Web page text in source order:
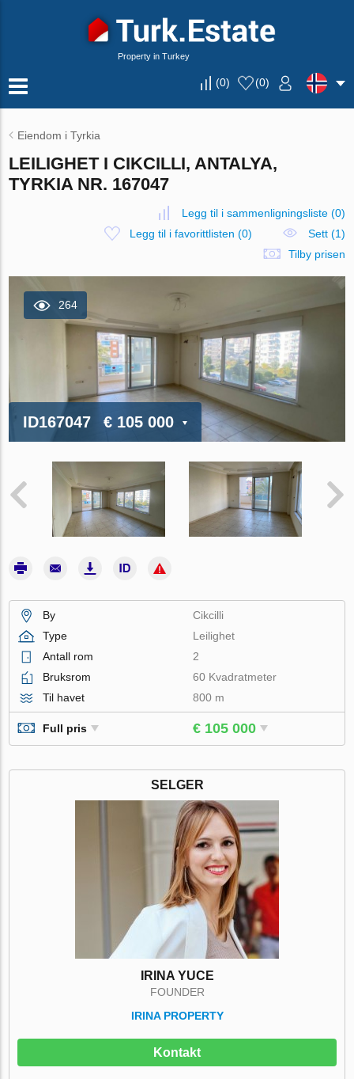
Property in Turkey
(0) (0)
Eiendom i Tyrkia
LEILIGHET I CIKCILLI, ANTALYA,
TYRKIA NR. 167047
Legg til i sammenligningsliste(0)
Legg til i favorittlisten (0)
Sett (1)
Tilby prisen
264
ID167047 € 105 000
By
Cikcilli
Type
Leilighet
Antall rom
2
Bruksrom
60 Kvadratmeter
Til havet
800 m
Full pris € 105 000
SELGER
IRINA YUCE
FOUNDER
IRINA PROPERTY
Kontakt